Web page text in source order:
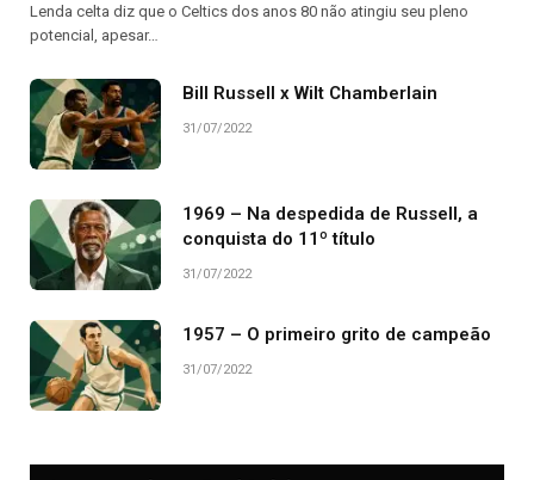
Lenda celta diz que o Celtics dos anos 80 não atingiu seu pleno
potencial, apesar…
Bill Russell x Wilt Chamberlain
31/07/2022
1969 – Na despedida de Russell, a
conquista do 11º título
31/07/2022
1957 – O primeiro grito de campeão
31/07/2022